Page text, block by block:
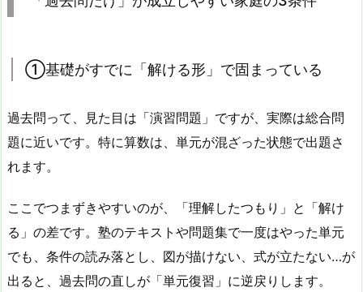
①基礎がすでに「解ける形」で固まっている
過去問って、見た目は「演習問題」ですが、実際は総合問
題に近いです。特に算数は、単元が混ざった状態で出題さ
れます。
ここでつまずきやすいのが、「理解したつもり」と「解け
る」の差です。塾のテキストや問題集で一度はやった単元
でも、条件の読み落とし、図が描けない、式が立たない…が
出ると、過去問の直しが「単元復習」に逆戻りします。